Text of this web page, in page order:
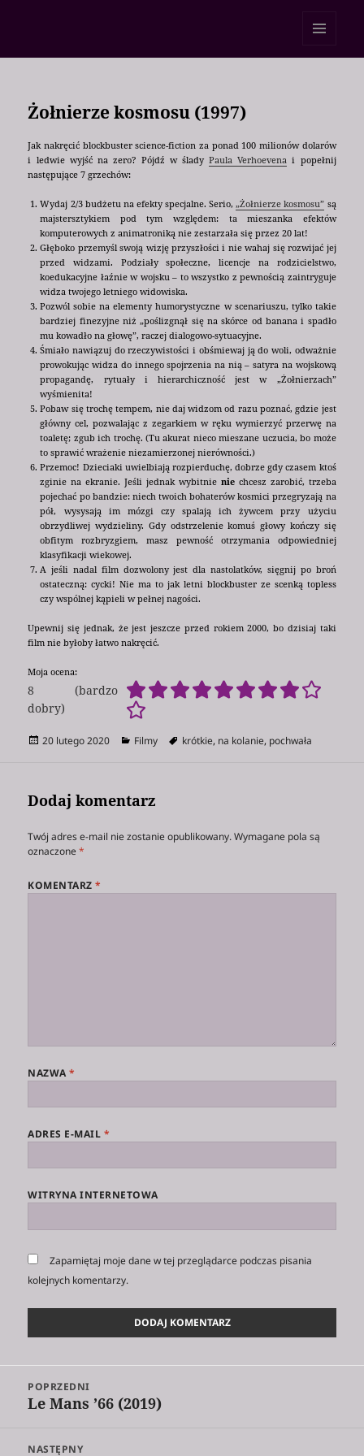
Żołnierze kosmosu (1997)
Jak nakręcić blockbuster science-fiction za ponad 100 milionów dolarów
i ledwie wyjść na zero? Pójdź w śladyPaula Verhoevena i popełnij
następujące 7 grzechów:
Wydaj 2/3 budżetu na efekty specjalne. Serio,„Żołnierze kosmosu” są
majstersztykiem pod tym względem: ta mieszanka efektów
komputerowych z animatroniką nie zestarzała się przez 20 lat!
Głęboko przemyśl swoją wizję przyszłości i nie wahaj się rozwijać jej
przed widzami. Podziały społeczne, licencje na rodzicielstwo,
koedukacyjne łaźnie w wojsku – to wszystko z pewnością zaintryguje
widza twojego letniego widowiska.
Pozwól sobie na elementy humorystyczne w scenariuszu, tylko takie
bardziej finezyjne niż „poślizgnął się na skórce od banana i spadło
mu kowadło na głowę”, raczej dialogowo-sytuacyjne.
Śmiało nawiązuj do rzeczywistości i obśmiewaj ją do woli, odważnie
prowokując widza do innego spojrzenia na nią – satyra na wojskową
propagandę, rytuały i hierarchiczność jest w „Żołnierzach”
wyśmienita!
Pobaw się trochę tempem, nie daj widzom od razu poznać, gdzie jest
główny cel, pozwalając z zegarkiem w ręku wymierzyć przerwę na
toaletę; zgub ich trochę. (Tu akurat nieco mieszane uczucia, bo może
to sprawić wrażenie niezamierzonej nierówności.)
Przemoc! Dzieciaki uwielbiają rozpierduchę, dobrze gdy czasem ktoś
zginie na ekranie. Jeśli jednak wybitnie niechcesz zarobić, trzeba
pojechać po bandzie: niech twoich bohaterów kosmici przegryzają na
pół, wysysają im mózgi czy spalają ich żywcem przy użyciu
obrzydliwej wydzieliny. Gdy odstrzelenie komuś głowy kończy się
obfitym rozbryzgiem, masz pewność otrzymania odpowiedniej
klasyfikacji wiekowej.
A jeśli nadal film dozwolony jest dla nastolatków, sięgnij po broń
ostateczną: cycki! Nie ma to jak letni blockbuster ze scenką topless
czy wspólnej kąpieli w pełnej nagości.
Upewnij się jednak, że jest jeszcze przed rokiem 2000, bo dzisiaj taki
film nie byłoby łatwo nakręcić.
Moja ocena:
8 (bardzo
dobry)
Data
20 lutego 2020 Kategorie
Filmy Tagi
krótkie, na kolanie, pochwała
Dodaj komentarz
Twój adres e-mail nie zostanie opublikowany. Wymagane pola są
oznaczone*
KOMENTARZ*
NAZWA*
ADRES E-MAIL *
WITRYNA INTERNETOWA
Zapamiętaj moje dane w tej przeglądarce podczas pisania
kolejnych komentarzy.
wpisuPOPRZEDNI
Poprzedni
Le Mans ’66 (2019)
NASTĘPNY